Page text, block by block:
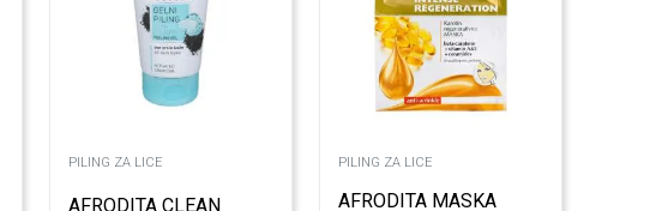
PILING ZA LICE
AFRODITA CLEAN
PILING ZA LICE
AFRODITA MASKA